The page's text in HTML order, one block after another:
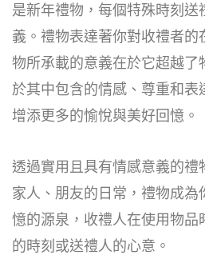
是新年禮物，每個特殊時刻送
義。禮物表達著你對收禮者的
物所承載的意義在於它超越了
於其中包含的情感、尊重和
增添更多的愉悅與美好回憶。
透過實用且具有情感意義的禮
家人、朋友的日常，禮物成為
憶的源泉，收禮人在使用物品
的時刻或送禮人的心意。